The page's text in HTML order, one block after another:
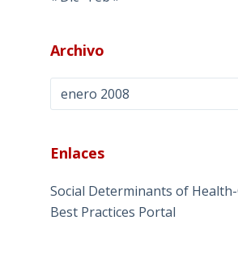
Archivo
Enlaces
Social Determinants of
Best Practices Portal